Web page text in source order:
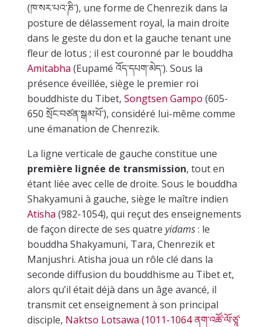
(ཁ་སར་པའ་ཎི་), une forme de Chenrezik dans la
posture de délassement royal, la main droite
dans le geste du don et la gauche tenant une
fleur de lotus ; il est couronné par le bouddha
Amitabha (Eupamé འོད་དཔག་མེད་). Sous la
présence éveillée, siège le premier roi
bouddhiste du Tibet, Songtsen Gampo (605-
650 སྲོང་བཙན་སྒམ་པོ་), considéré lui-même comme
une émanation de Chenrezik.
La ligne verticale de gauche constitue une
première lignée de transmission, tout en
étant liée avec celle de droite. Sous le bouddha
Shakyamuni à gauche, siège le maître indien
Atisha (982-1054), qui reçut des enseignements
de façon directe de ses quatre yidams: le
bouddha Shakyamuni, Tara, Chenrezik et
Manjushri. Atisha joua un rôle clé dans la
seconde diffusion du bouddhisme au Tibet et,
alors qu’il était déjà dans un âge avancé, il
transmit cet enseignement à son principal
disciple, Naktso Lotsawa (1011-1064 ནག་འཚོ་ལོ་ཙཱ་